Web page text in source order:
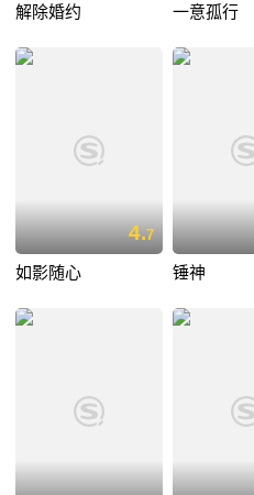
解除婚约 一意孤行
4.7
如影随心 锤神